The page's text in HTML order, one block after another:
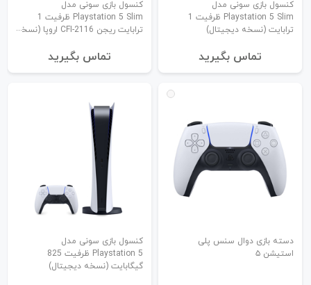
کنسول بازی سونی مدل
Playstation 5 Slim ظرفیت 1
ترابایت (نسخه دیجیتال)
تماس بگیرید
کنسول بازی سونی مدل
Playstation 5 Slim ظرفیت 1
ترابایت ریجن CFI-2116 اروپا (نسخه
تماس بگیرید
دسته بازی دوال سنس پلی
استیشن ۵
کنسول بازی سونی مدل
Playstation 5 ظرفیت 825
گیگابایت (نسخه دیجیتال)